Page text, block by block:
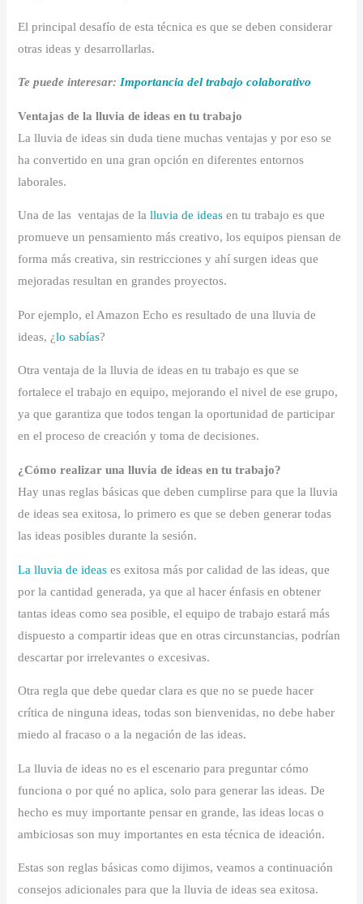
El principal desafío de esta técnica es que se deben considerar
otras ideas y desarrollarlas.
Te puede interesar: Importancia del trabajo colaborativo
Ventajas de la lluvia de ideas en tu trabajo
La lluvia de ideas sin duda tiene muchas ventajas y por eso se
ha convertido en una gran opción en diferentes entornos
laborales.
Una de las ventajas de lalluvia de ideas en tu trabajo es que
promueve un pensamiento más creativo, los equipos piensan de
forma más creativa, sin restricciones y ahí surgen ideas que
mejoradas resultan en grandes proyectos.
Por ejemplo, el Amazon Echo es resultado de una lluvia de
ideas, ¿lo sabías?
Otra ventaja de la lluvia de ideas en tu trabajo es que se
fortalece el trabajo en equipo, mejorando el nivel de ese grupo,
ya que garantiza que todos tengan la oportunidad de participar
en el proceso de creación y toma de decisiones.
¿Cómo realizar una lluvia de ideas en tu trabajo?
Hay unas reglas básicas que deben cumplirse para que la lluvia
de ideas sea exitosa, lo primero es que se deben generar todas
las ideas posibles durante la sesión.
La lluvia de ideas es exitosa más por calidad de las ideas, que
por la cantidad generada, ya que al hacer énfasis en obtener
tantas ideas como sea posible, el equipo de trabajo estará más
dispuesto a compartir ideas que en otras circunstancias, podrían
descartar por irrelevantes o excesivas.
Otra regla que debe quedar clara es que no se puede hacer
crítica de ninguna ideas, todas son bienvenidas, no debe haber
miedo al fracaso o a la negación de las ideas.
La lluvia de ideas no es el escenario para preguntar cómo
funciona o por qué no aplica, solo para generar las ideas. De
hecho es muy importante pensar en grande, las ideas locas o
ambiciosas son muy importantes en esta técnica de ideación.
Estas son reglas básicas como dijimos, veamos a continuación
consejos adicionales para que la lluvia de ideas sea exitosa.